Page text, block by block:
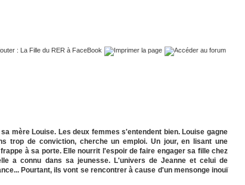
mère Louise. Les deux femmes s'entendent bien. Louise gagne
trop de conviction, cherche un emploi. Un jour, en lisant une
à sa porte. Elle nourrit l'espoir de faire engager sa fille chez
a connu dans sa jeunesse. L'univers de Jeanne et celui de
Pourtant, ils vont se rencontrer à cause d'un mensonge inouï